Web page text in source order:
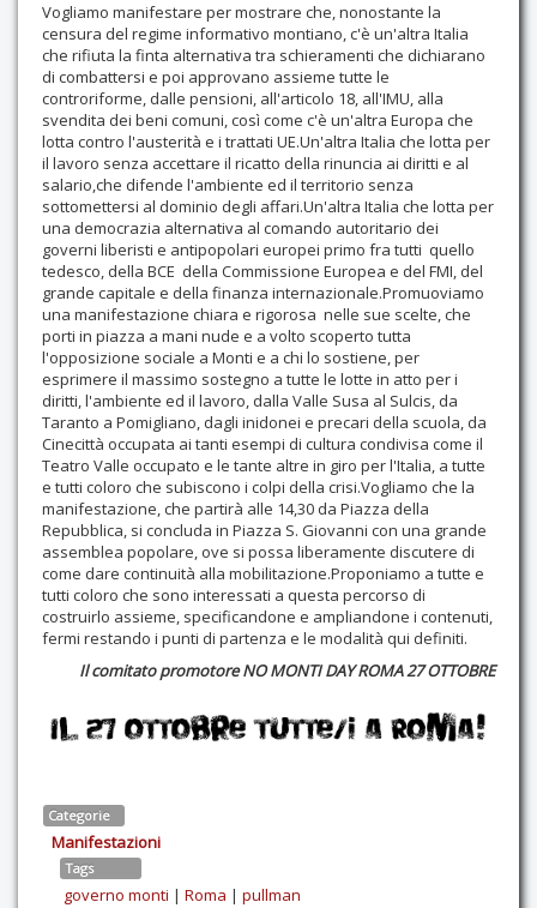
Vogliamo manifestare per mostrare che, nonostante la
censura del regime informativo montiano, c'è un'altra Italia
che rifiuta la finta alternativa tra schieramenti che dichiarano
di combattersi e poi approvano assieme tutte le
controriforme, dalle pensioni, all'articolo 18, all'IMU, alla
svendita dei beni comuni, così come c'è un'altra Europa che
lotta contro l'austerità e i trattati UE.Un'altra Italia che lotta per
il lavoro senza accettare il ricatto della rinuncia ai diritti e al
salario,che difende l'ambiente ed il territorio senza
sottomettersi al dominio degli affari.Un'altra Italia che lotta per
una democrazia alternativa al comando autoritario dei
governi liberisti e antipopolari europei primo fra tutti quello
tedesco, della BCE della Commissione Europea e del FMI, del
grande capitale e della finanza internazionale.Promuoviamo
una manifestazione chiara e rigorosa nelle sue scelte, che
porti in piazza a mani nude e a volto scoperto tutta
l'opposizione sociale a Monti e a chi lo sostiene, per
esprimere il massimo sostegno a tutte le lotte in atto per i
diritti, l'ambiente ed il lavoro, dalla Valle Susa al Sulcis, da
Taranto a Pomigliano, dagli inidonei e precari della scuola, da
Cinecittà occupata ai tanti esempi di cultura condivisa come il
Teatro Valle occupato e le tante altre in giro per l'Italia, a tutte
e tutti coloro che subiscono i colpi della crisi.Vogliamo che la
manifestazione, che partirà alle 14,30 da Piazza della
Repubblica, si concluda in Piazza S. Giovanni con una grande
assemblea popolare, ove si possa liberamente discutere di
come dare continuità alla mobilitazione.Proponiamo a tutte e
tutti coloro che sono interessati a questa percorso di
costruirlo assieme, specificandone e ampliandone i contenuti,
fermi restando i punti di partenza e le modalità qui definiti.
Il comitato promotore NO MONTI DAY ROMA 27 OTTOBRE
Categorie
Manifestazioni
Tags
governo monti | Roma | pullman